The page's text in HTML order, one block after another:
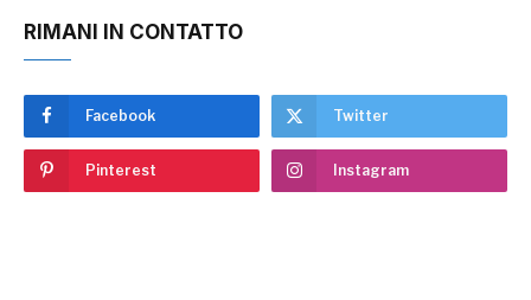
RIMANI IN CONTATTO
Facebook Twitter
Pinterest Instagram